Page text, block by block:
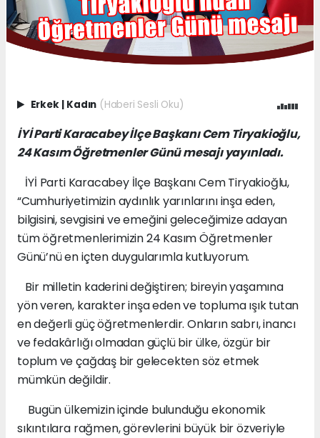
Erkek | Kadın (Haberi Sesli Oku)
İYİ Parti Karacabey İlçe Başkanı Cem Tiryakioğlu,
24 Kasım Öğretmenler Günü mesajı yayınladı.
İYİ Parti Karacabey İlçe Başkanı Cem Tiryakioğlu,
“Cumhuriyetimizin aydınlık yarınlarını inşa eden,
bilgisini, sevgisini ve emeğini geleceğimize adayan
tüm öğretmenlerimizin 24 Kasım Öğretmenler
Günü’nü en içten duygularımla kutluyorum.
Bir milletin kaderini değiştiren; bireyin yaşamına
yön veren, karakter inşa eden ve topluma ışık tutan
en değerli güç öğretmenlerdir. Onların sabrı, inancı
ve fedakârlığı olmadan güçlü bir ülke, özgür bir
toplum ve çağdaş bir gelecekten söz etmek
mümkün değildir.
Bugün ülkemizin içinde bulunduğu ekonomik
sıkıntılara rağmen, görevlerini büyük bir özveriyle